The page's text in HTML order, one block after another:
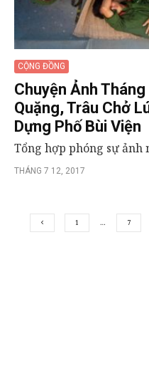
CỘNG ĐỒNG
Chuyện Ảnh
Quặng, Trâu Chở
Dựng Phố Bùi Viện
Tổng hợp phóng sự ảnh
THÁNG 7 12, 2017
1 … 7